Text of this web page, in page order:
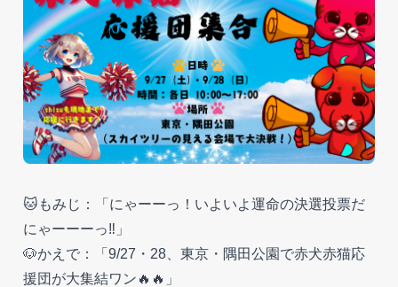
🐱もみじ：「にゃーーっ！いよいよ運命の決選投票だ
にゃーーーっ‼️」
🐶かえで：「9/27・28、東京・隅田公園で赤犬赤猫応
援団が大集結ワン🔥🔥」